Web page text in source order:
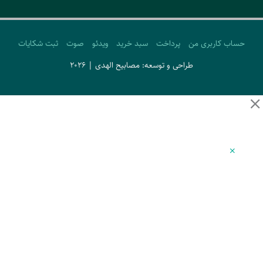
حساب کاربری من پرداخت سبد خرید ویدئو صوت
ثبت شکایات
طراحی و توسعه: مصابیح الهدی | 2026